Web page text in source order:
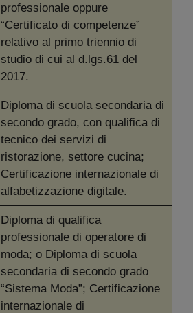
professionale oppure
“Certificato di competenze”
relativo al primo triennio di
studio di cui al d.lgs.61 del
2017.
Diploma di scuola secondaria di
secondo grado, con qualifica di
tecnico dei servizi di
ristorazione, settore cucina;
Certificazione internazionale di
alfabetizzazione digitale.
Diploma di qualifica
professionale di operatore di
moda; o Diploma di scuola
secondaria di secondo grado
“Sistema Moda”; Certificazione
internazionale di